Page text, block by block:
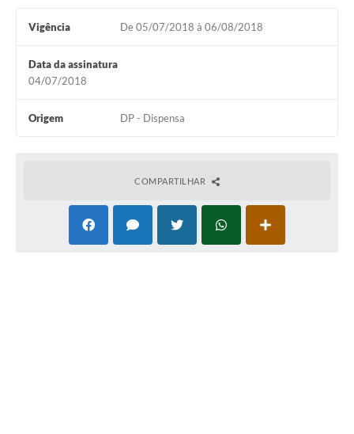
Vigência De 05/07/2018 à 06/08/2018
Data da assinatura
04/07/2018
Origem DP - Dispensa
COMPARTILHAR